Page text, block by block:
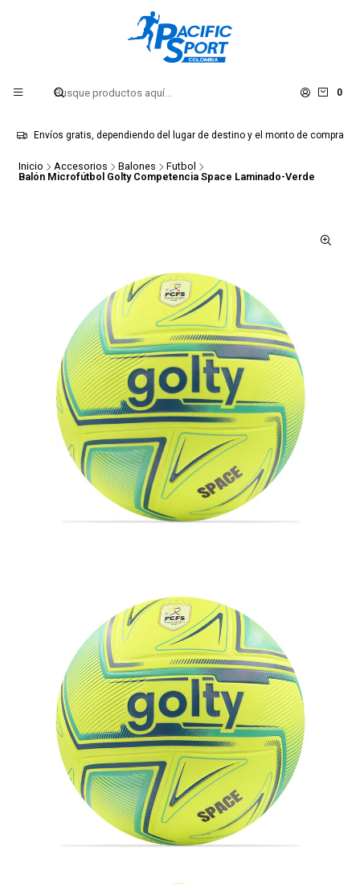
0
Envíos gratis, dependiendo del lugar de destino y el monto de compra
Inicio Accesorios Balones
Futbol
Balón Microfútbol Golty Competencia Space Laminado-Verde